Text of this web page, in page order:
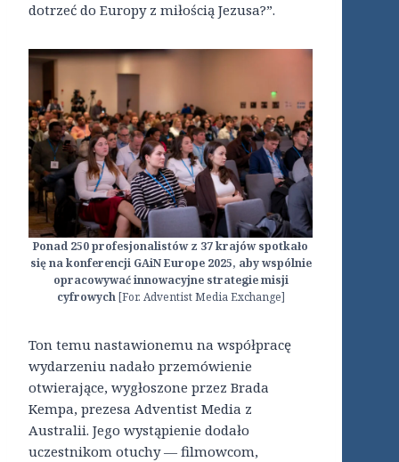
dotrzeć do Europy z miłością Jezusa?”.
Ponad 250 profesjonalistów z 37 krajów spotkało
się na konferencji GAiN Europe 2025, aby wspólnie
opracowywać innowacyjne strategie misji
cyfrowych[For. Adventist Media Exchange]
Ton temu nastawionemu na współpracę
wydarzeniu nadało przemówienie
otwierające, wygłoszone przez Brada
Kempa, prezesa Adventist Media z
Australii. Jego wystąpienie dodało
uczestnikom otuchy — filmowcom,